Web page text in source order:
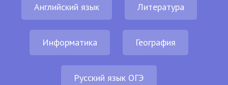
Английский язык Литература
Информатика География
Русский язык ОГЭ